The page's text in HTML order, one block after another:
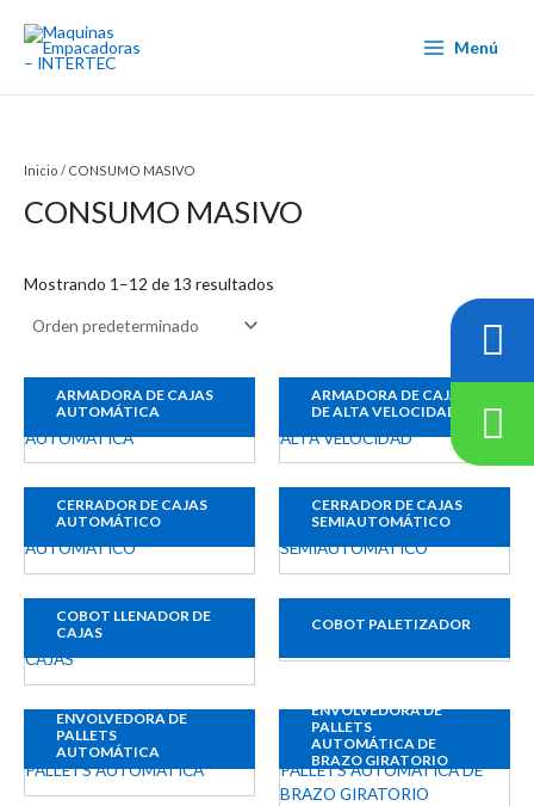
contenido
Menú
Inicio / CONSUMO MASIVO
CONSUMO MASIVO
Mostrando 1–12 de 13 resultados
ARMADORA DE CAJAS
AUTOMÁTICA
ARMADORA DE CAJAS
DE ALTA VELOCIDAD
CERRADOR DE CAJAS
AUTOMÁTICO
CERRADOR DE CAJAS
SEMIAUTOMÁTICO
COBOT LLENADOR DE
CAJAS
COBOT PALETIZADOR
ENVOLVEDORA DE
PALLETS
AUTOMÁTICA
ENVOLVEDORA DE
PALLETS
AUTOMÁTICA DE
BRAZO GIRATORIO